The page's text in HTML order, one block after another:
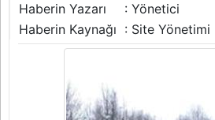
Haberin Yazarı
: Yönetici
Haberin Kaynağı : Site Yönetimi